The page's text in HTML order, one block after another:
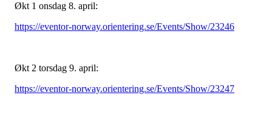
Økt 1 onsdag 8. april:
https://eventor-norway.orientering.se/Events/Show/23246
Økt 2 torsdag 9. april:
https://eventor-norway.orientering.se/Events/Show/23247